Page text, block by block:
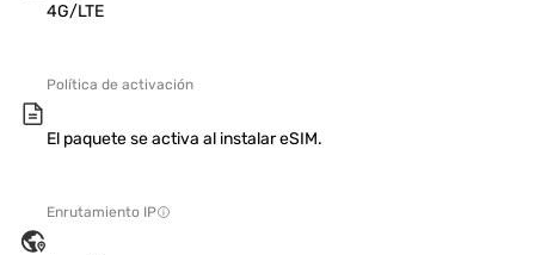
4G/LTE
Política de activación
El paquete se activa al instalar eSIM.
Enrutamiento IP